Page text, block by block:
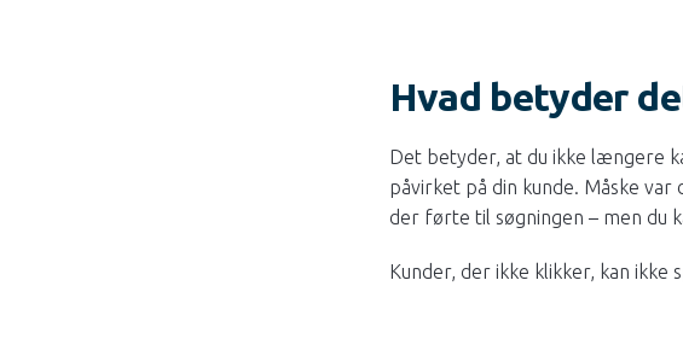
Hvad betyder
Det betyder, at du ikke længere
påvirket på din kunde. Måske
der førte til søgningen – men du
Kunder, der ikke klikker, kan ikke